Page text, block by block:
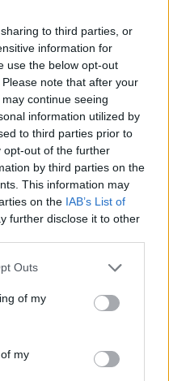
to third parties, or
information for
use the below opt-out
note that after your
continue seeing
information utilized by
to third parties prior to
opt-out of the further
by third parties on the
This information may
on the IAB’s List of
further disclose it to other
Outs
of my
my
galima 2–3
konkrečios vietos.
prašome
yra nemokamas
kad pirkėjas
galėtų apsipirkti.